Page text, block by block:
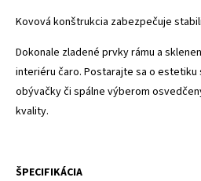
Kovová konštrukcia zabezpečuje
Dokonale zladené prvky rámu a
interiéru čaro. Postarajte sa o
obývačky či spálne výberom
kvality.
ŠPECIFIKÁCIA